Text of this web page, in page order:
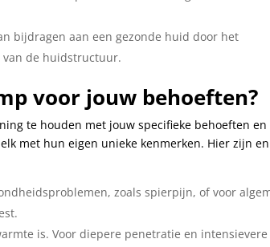
bijdragen aan een gezonde huid door het
de huidstructuur.
voor jouw behoeften?
te houden met jouw specifieke behoeften en
met hun eigen unieke kenmerken. Hier zijn
zoals spierpijn, of voor
is. Voor diepere penetratie en intensievere